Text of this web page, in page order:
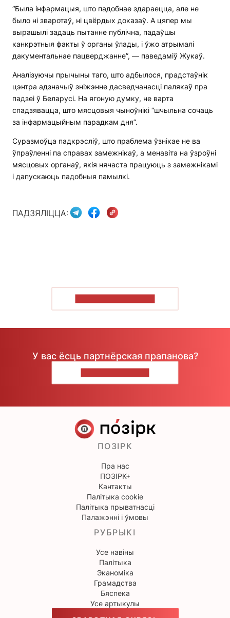
“Была інфармацыя, што падобнае здараецца, але не
было ні зваротаў, ні цвёрдых доказаў. А цяпер мы
вырашылі задаць пытанне публічна, падаўшы
канкрэтныя факты ў органы ўлады, і ўжо атрымалі
дакументальнае пацверджанне”, — паведаміў Жукаў.
Аналізуючы прычыны таго, што адбылося, прадстаўнік
цэнтра адзначыў зніжэнне дасведчанасці палякаў пра
падзеі ў Беларусі. На ягоную думку, не варта
спадзявацца, што мясцовыя чыноўнікі “шчыльна сочаць
за інфармацыйным парадкам дня”.
Суразмоўца падкрэсліў, што праблема ўзнікае не ва
ўпраўленні па справах замежнікаў, а менавіта на ўзроўні
мясцовых органаў, якія нячаста працуюць з замежнікамі
і дапускаюць падобныя памылкі.
ПАДЗЯЛІЦЦА:
У вас ёсць партнёрская прапанова?
ПОЗІРК
Пра нас
ПОЗІРК+
Кантакты
Палітыка cookie
Палітыка прыватнасці
Палажэнні і ўмовы
РУБРЫКІ
Усе навіны
Палітыка
Эканоміка
Грамадства
Бяспека
Усе артыкулы